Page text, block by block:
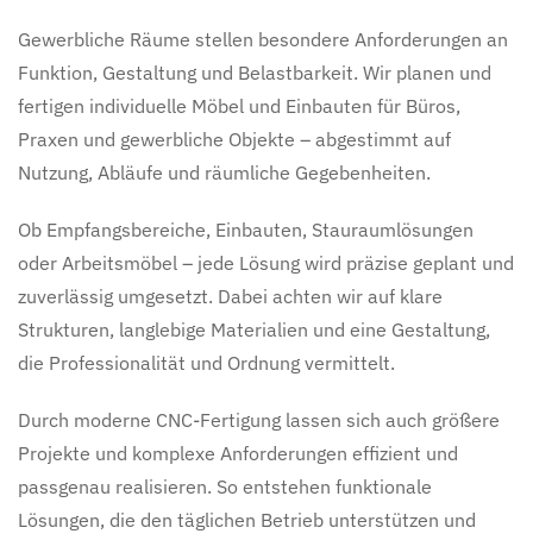
Gewerbliche Räume stellen besondere Anforderungen an
Funktion, Gestaltung und Belastbarkeit. Wir planen und
fertigen individuelle Möbel und Einbauten für Büros,
Praxen und gewerbliche Objekte – abgestimmt auf
Nutzung, Abläufe und räumliche Gegebenheiten.
Ob Empfangsbereiche, Einbauten, Stauraumlösungen
oder Arbeitsmöbel – jede Lösung wird präzise geplant und
zuverlässig umgesetzt. Dabei achten wir auf klare
Strukturen, langlebige Materialien und eine Gestaltung,
die Professionalität und Ordnung vermittelt.
Durch moderne CNC-Fertigung lassen sich auch größere
Projekte und komplexe Anforderungen effizient und
passgenau realisieren. So entstehen funktionale
Lösungen, die den täglichen Betrieb unterstützen und